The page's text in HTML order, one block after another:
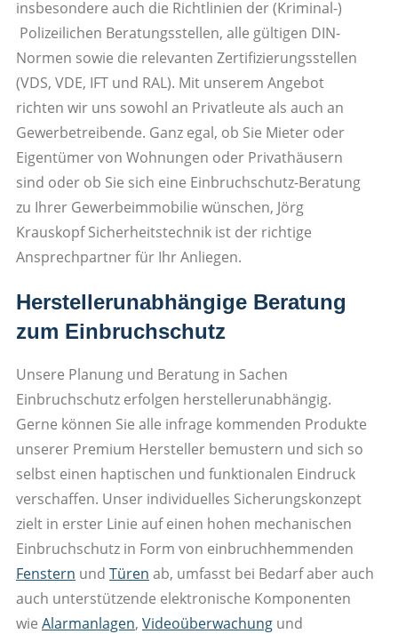
insbesondere auch die Richtlinien der (Kriminal-)
Polizeilichen Beratungsstellen, alle gültigen DIN-
Normen sowie die relevanten Zertifizierungsstellen
(VDS, VDE, IFT und RAL). Mit unserem Angebot
richten wir uns sowohl an Privatleute als auch an
Gewerbetreibende. Ganz egal, ob Sie Mieter oder
Eigentümer von Wohnungen oder Privathäusern
sind oder ob Sie sich eine Einbruchschutz-Beratung
zu Ihrer Gewerbeimmobilie wünschen, Jörg
Krauskopf Sicherheitstechnik ist der richtige
Ansprechpartner für Ihr Anliegen.
Herstellerunabhängige Beratung
zum Einbruchschutz
Unsere Planung und Beratung in Sachen
Einbruchschutz erfolgen herstellerunabhängig.
Gerne können Sie alle infrage kommenden Produkte
unserer Premium Hersteller bemustern und sich so
selbst einen haptischen und funktionalen Eindruck
verschaffen. Unser individuelles Sicherungskonzept
zielt in erster Linie auf einen hohen mechanischen
Einbruchschutz in Form von einbruchhemmenden
Fenstern und Türen ab, umfasst bei Bedarf aber auch
auch unterstützende elektronische Komponenten
wie Alarmanlagen, Videoüberwachung und